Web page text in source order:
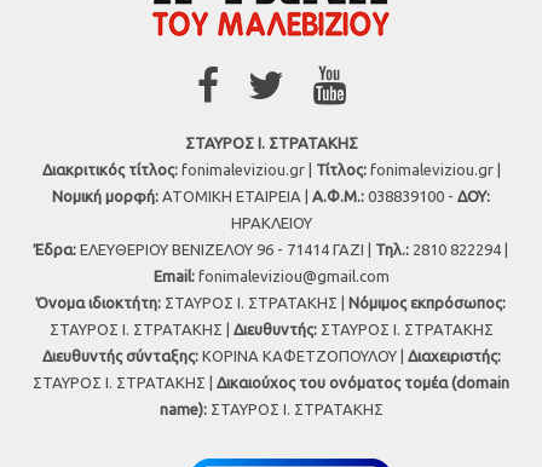
ΣΤΑΥΡΟΣ Ι. ΣΤΡΑΤΑΚΗΣ
Διακριτικός τίτλος:fonimaleviziou.gr | Τίτλος:fonimaleviziou.gr |
Νομική μορφή: ΑΤΟΜΙΚΗ ΕΤΑΙΡΕΙΑ | Α.Φ.Μ.: 038839100 - ΔΟΥ:
ΗΡΑΚΛΕΙΟΥ
Έδρα: ΕΛΕΥΘΕΡΙΟΥ ΒΕΝΙΖΕΛΟΥ 96 - 71414 ΓΑΖΙ | Τηλ.: 2810 822294 |
Εmail: fonimaleviziou@gmail.com
Όνομα ιδιοκτήτη: ΣΤΑΥΡΟΣ Ι. ΣΤΡΑΤΑΚΗΣ | Νόμιμος εκπρόσωπος:
ΣΤΑΥΡΟΣ Ι. ΣΤΡΑΤΑΚΗΣ | Διευθυντής:ΣΤΑΥΡΟΣ Ι. ΣΤΡΑΤΑΚΗΣ
Διευθυντής σύνταξης:ΚΟΡΙΝΑ ΚΑΦΕΤΖΟΠΟΥΛΟΥ | Διαχειριστής:
ΣΤΑΥΡΟΣ Ι. ΣΤΡΑΤΑΚΗΣ | Δικαιούχος του ονόματος τομέα (domain
name):ΣΤΑΥΡΟΣ Ι. ΣΤΡΑΤΑΚΗΣ